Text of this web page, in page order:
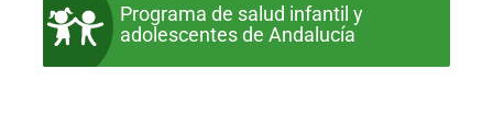
Programa de salud infantil y
adolescentes de Andalucía